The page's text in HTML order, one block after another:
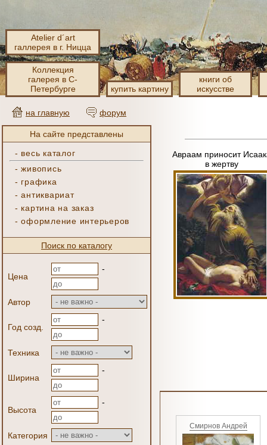
Atelier d´art
галлерея в г. Ницца
Коллекция
галерея в С-
Петербурге
купить картину
книги об
искусстве
на главную форум
На сайте представлены
- весь каталог
-живопись
- графика
-антиквариат
- картина на заказ
-оформление интерьеров
Поиск по каталогу
Цена
-
Автор
Год созд.
-
Техника
Ширина
-
Высота
-
Категория
Авраам приносит
в жертву
Смирнов Андрей